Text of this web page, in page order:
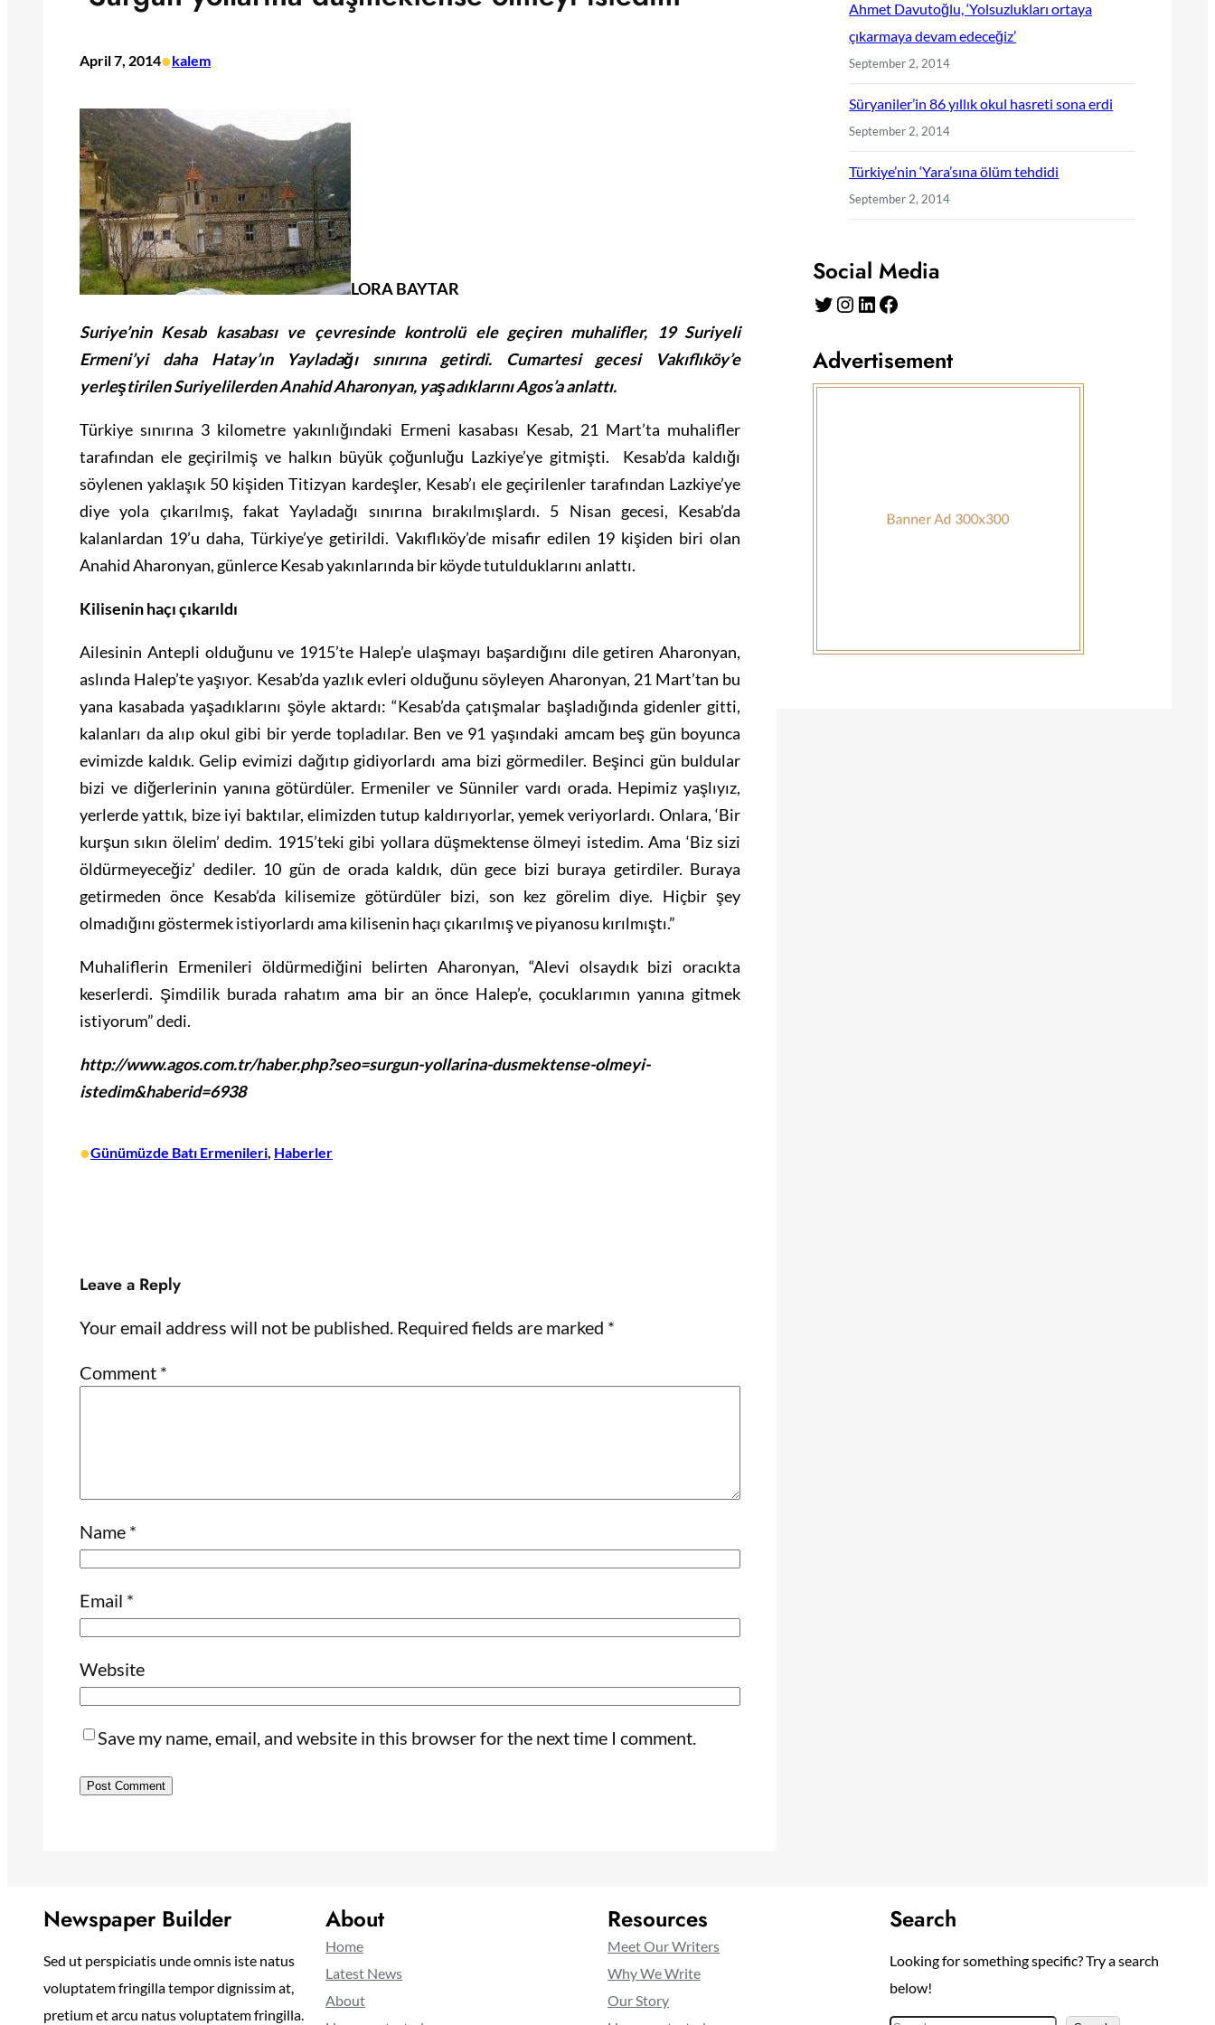
April 7, 2014•kalem
LORA BAYTAR
Suriye’nin Kesab kasabası ve çevresinde kontrolü ele geçiren muhalifler, 19 Suriyeli
Ermeni’yi daha Hatay’ın Yayladağı sınırına getirdi. Cumartesi gecesi Vakıflıköy’e
yerleştirilen Suriyelilerden Anahid Aharonyan, yaşadıklarını Agos’a anlattı.
Türkiye sınırına 3 kilometre yakınlığındaki Ermeni kasabası Kesab, 21 Mart’ta muhalifler
tarafından ele geçirilmiş ve halkın büyük çoğunluğu Lazkiye’ye gitmişti. Kesab’da kaldığı
söylenen yaklaşık 50 kişiden Titizyan kardeşler, Kesab’ı ele geçirilenler tarafından Lazkiye’ye
diye yola çıkarılmış, fakat Yayladağı sınırına bırakılmışlardı. 5 Nisan gecesi, Kesab’da
kalanlardan 19’u daha, Türkiye’ye getirildi. Vakıflıköy’de misafir edilen 19 kişiden biri olan
Anahid Aharonyan, günlerce Kesab yakınlarında bir köyde tutulduklarını anlattı.
Kilisenin haçı çıkarıldı
Ailesinin Antepli olduğunu ve 1915’te Halep’e ulaşmayı başardığını dile getiren Aharonyan,
aslında Halep’te yaşıyor. Kesab’da yazlık evleri olduğunu söyleyen Aharonyan, 21 Mart’tan bu
yana kasabada yaşadıklarını şöyle aktardı: “Kesab’da çatışmalar başladığında gidenler gitti,
kalanları da alıp okul gibi bir yerde topladılar. Ben ve 91 yaşındaki amcam beş gün boyunca
evimizde kaldık. Gelip evimizi dağıtıp gidiyorlardı ama bizi görmediler. Beşinci gün buldular
bizi ve diğerlerinin yanına götürdüler. Ermeniler ve Sünniler vardı orada. Hepimiz yaşlıyız,
yerlerde yattık, bize iyi baktılar, elimizden tutup kaldırıyorlar, yemek veriyorlardı. Onlara, ‘Bir
kurşun sıkın ölelim’ dedim. 1915’teki gibi yollara düşmektense ölmeyi istedim. Ama ‘Biz sizi
öldürmeyeceğiz’ dediler. 10 gün de orada kaldık, dün gece bizi buraya getirdiler. Buraya
getirmeden önce Kesab’da kilisemize götürdüler bizi, son kez görelim diye. Hiçbir şey
olmadığını göstermek istiyorlardı ama kilisenin haçı çıkarılmış ve piyanosu kırılmıştı.”
Muhaliflerin Ermenileri öldürmediğini belirten Aharonyan, “Alevi olsaydık bizi oracıkta
keserlerdi. Şimdilik burada rahatım ama bir an önce Halep’e, çocuklarımın yanına gitmek
istiyorum” dedi.
http://www.agos.com.tr/haber.php?seo=surgun-yollarina-dusmektense-olmeyi-
istedim&haberid=6938
•Günümüzde Batı Ermenileri, Haberler
Leave a Reply
Your email address will not be published. Required fields are marked *
Comment *
Name *
Email *
Website
Save my name, email, and website in this browser for the next time I comment.
Ahmet Davutoğlu, ‘Yolsuzlukları ortaya
çıkarmaya devam edeceğiz’
September 2, 2014
Süryaniler’in 86 yıllık okul hasreti sona erdi
September 2, 2014
Türkiye’nin ‘Yara’sına ölüm tehdidi
September 2, 2014
Social Media
Twitter Instagram LinkedIn Facebook
Advertisement
Newspaper Builder
Sed ut perspiciatis unde omnis iste natus
voluptatem fringilla tempor dignissim at,
pretium et arcu natus voluptatem fringilla.
About
Home
Latest News
About
Resources
Meet Our Writers
Why We Write
Our Story
Search
Looking for something specific? Try a search
below!